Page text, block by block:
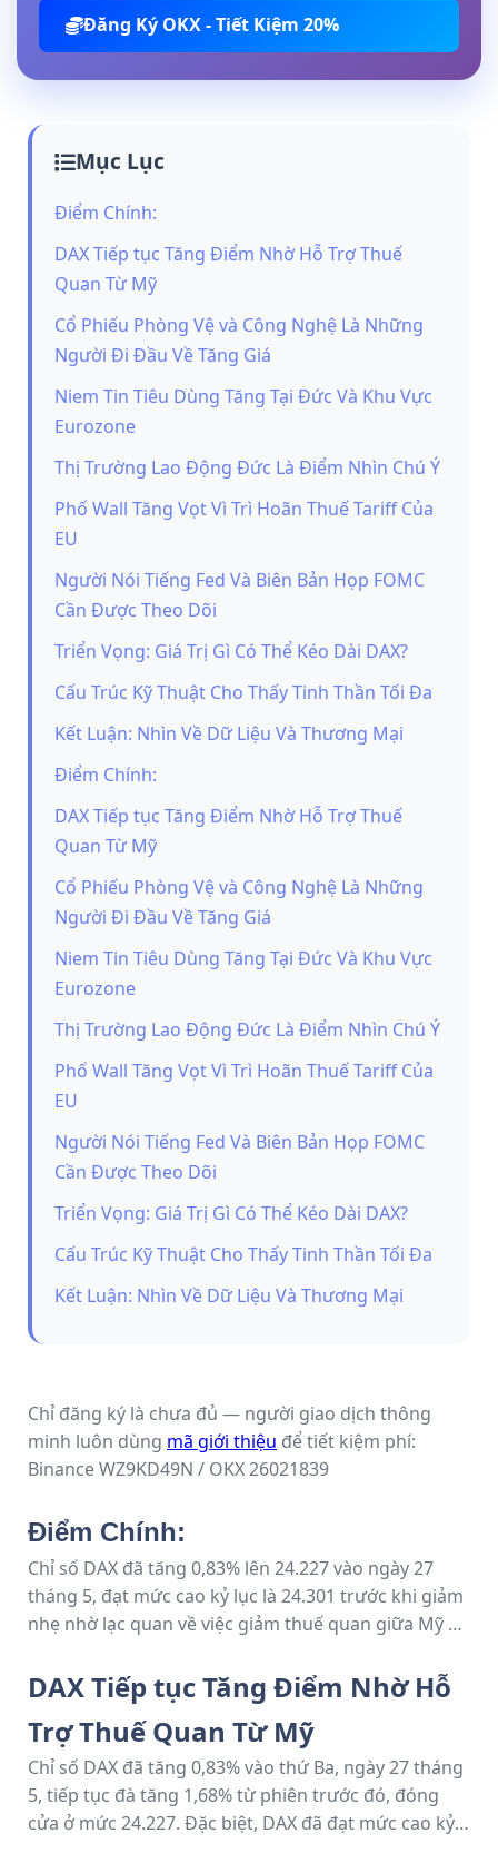
Đăng Ký OKX - Tiết Kiệm 20%
Mục Lục
Điểm Chính:
DAX Tiếp tục Tăng Điểm Nhờ Hỗ Trợ Thuế
Quan Từ Mỹ
Cổ Phiếu Phòng Vệ và Công Nghệ Là Những
Người Đi Đầu Về Tăng Giá
Niem Tin Tiêu Dùng Tăng Tại Đức Và Khu Vực
Eurozone
Thị Trường Lao Động Đức Là Điểm Nhìn Chú Ý
Phố Wall Tăng Vọt Vì Trì Hoãn Thuế Tariff Của
EU
Người Nói Tiếng Fed Và Biên Bản Họp FOMC
Cần Được Theo Dõi
Triển Vọng: Giá Trị Gì Có Thể Kéo Dài DAX?
Cấu Trúc Kỹ Thuật Cho Thấy Tinh Thần Tối Đa
Kết Luận: Nhìn Về Dữ Liệu Và Thương Mại
Điểm Chính:
DAX Tiếp tục Tăng Điểm Nhờ Hỗ Trợ Thuế
Quan Từ Mỹ
Cổ Phiếu Phòng Vệ và Công Nghệ Là Những
Người Đi Đầu Về Tăng Giá
Niem Tin Tiêu Dùng Tăng Tại Đức Và Khu Vực
Eurozone
Thị Trường Lao Động Đức Là Điểm Nhìn Chú Ý
Phố Wall Tăng Vọt Vì Trì Hoãn Thuế Tariff Của
EU
Người Nói Tiếng Fed Và Biên Bản Họp FOMC
Cần Được Theo Dõi
Triển Vọng: Giá Trị Gì Có Thể Kéo Dài DAX?
Cấu Trúc Kỹ Thuật Cho Thấy Tinh Thần Tối Đa
Kết Luận: Nhìn Về Dữ Liệu Và Thương Mại
Chỉ đăng ký là chưa đủ — người giao dịch thông
minh luôn dùng mã giới thiệu để tiết kiệm phí:
Binance WZ9KD49N / OKX 26021839
Điểm Chính:
Chỉ số DAX đã tăng 0,83% lên 24.227 vào ngày 27
tháng 5, đạt mức cao kỷ lục là 24.301 trước khi giảm
nhẹ nhờ lạc quan về việc giảm thuế quan giữa Mỹ và
-19,9, trong khi niềm tin khu vực đồng euro cũng
được cải thiện, nâng cao triển vọng kinh tế. Hiện tại,
triển vọng của DAX phụ thuộc vào dữ liệu lao động
của Đức và biên bản cuộc họp của Ủy ban Thị
trường Mở Liên bang (FOMC); dữ liệu tích cực có thể
đưa chỉ số này tiến gần đến mức 24.500.
DAX Tiếp tục Tăng Điểm Nhờ Hỗ
Trợ Thuế Quan Từ Mỹ
Chỉ số DAX đã tăng 0,83% vào thứ Ba, ngày 27 tháng
5, tiếp tục đà tăng 1,68% từ phiên trước đó, đóng
cửa ở mức 24.227. Đặc biệt, DAX đã đạt mức cao kỷ